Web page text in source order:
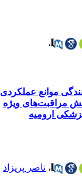
،
موانع عملکردی
مراقبت‌های ویژه
ارومیه
،ناصر پریزاد